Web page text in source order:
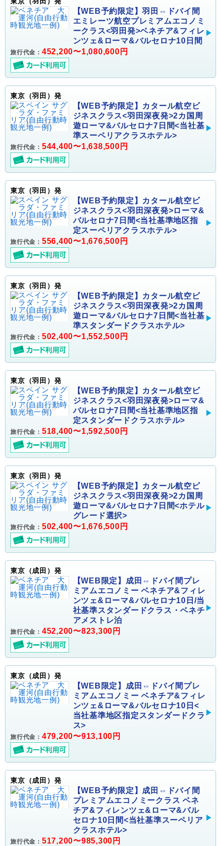
【WEB予約限定】羽田⇔ドバイ間
エミレーツ航空プレミアムエコノミ
ークラス<羽田発>ベネチア&フィレ
ンツェ&ローマ&バルセロナ10日間
旅行代金： 452,200〜1,080,600円
東京（羽田）発
【WEB予約限定】カタール航空ビ
ジネスクラス<羽田深夜発>2カ国周
遊ローマ&バルセロナ7日間<当社基
準スーペリアクラスホテル>
旅行代金： 544,400〜1,638,500円
東京（羽田）発
【WEB予約限定】カタール航空ビ
ジネスクラス<羽田深夜発>ローマ&
バルセロナ7日間<当社基準地区指
定スーペリアクラスホテル>
旅行代金： 556,400〜1,676,500円
東京（羽田）発
【WEB予約限定】カタール航空ビ
ジネスクラス<羽田深夜発>2カ国周
遊ローマ&バルセロナ7日間<当社基
準スタンダードクラスホテル>
旅行代金： 502,400〜1,552,500円
東京（羽田）発
【WEB予約限定】カタール航空ビ
ジネスクラス<羽田深夜発>ローマ&
バルセロナ7日間<当社基準地区指
定スタンダードクラスホテル>
旅行代金： 518,400〜1,592,500円
東京（羽田）発
【WEB予約限定】カタール航空ビ
ジネスクラス<羽田深夜発>2カ国周
遊ローマ&バルセロナ7日間<ホテル
グレード選択>
旅行代金： 502,400〜1,676,500円
東京（成田）発
【WEB限定】成田⇔ドバイ間プレ
ミアムエコノミー ベネチア&フィレ
ンツェ&ローマ&バルセロナ10日/当
社基準スタンダードクラス・ベネチ
アメストレ泊
旅行代金： 452,200〜823,300円
東京（成田）発
【WEB限定】成田⇔ドバイ間プレ
ミアムエコノミー ベネチア&フィレ
ンツェ&ローマ&バルセロナ10日<
当社基準地区指定スタンダードクラ
ス>
旅行代金： 479,200〜913,100円
東京（成田）発
【WEB予約限定】成田⇔ドバイ間
プレミアムエコノミークラス ベネ
チア&フィレンツェ&ローマ&バル
セロナ10日間<当社基準スーペリア
クラスホテル>
旅行代金： 517,200〜985,300円